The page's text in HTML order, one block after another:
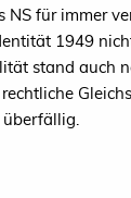
NS für immer
1949
stand auch